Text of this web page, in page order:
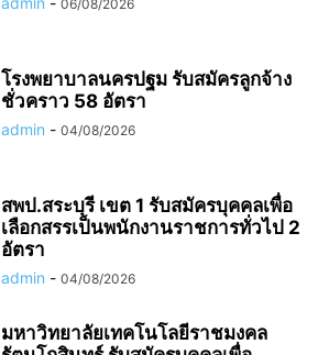
06/08/2026
โรงพยาบาลนครปฐม รับสมัครลูกจ้าง
ชั่วคราว 58 อัตรา
admin - 04/08/2026
สพป.สระบุรี เขต 1 รับสมัครบุคคลเพื่อ
เลือกสรรเป็นพนักงานราชการทั่วไป 2
อัตรา
admin - 04/08/2026
มหาวิทยาลัยเทคโนโลยีราชมงคล